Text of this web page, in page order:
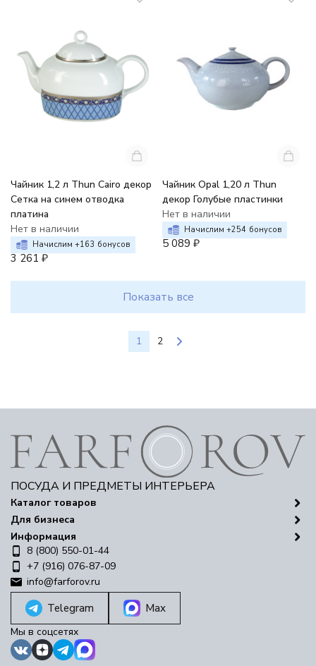
Чайник 1,2 л Thun Cairo декор
Сетка на синем отводка
платина
Нет в наличии
Начислим +163 бонусов
3 261 ₽
Чайник Opal 1,20 л Thun
декор Голубые пластинки
Нет в наличии
Начислим +254 бонусов
5 089 ₽
Показать все
1 2
ПОСУДА И ПРЕДМЕТЫ ИНТЕРЬЕРА
Каталог товаров
Для бизнеса
Информация
8 (800) 550-01-44
+7 (916) 076-87-09
info@farforov.ru
Telegram Max
Мы в соцсетях